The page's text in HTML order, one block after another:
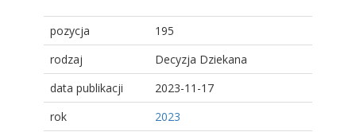
pozycja
195
rodzaj
Decyzja Dziekana
data publikacji
2023-11-17
rok
2023